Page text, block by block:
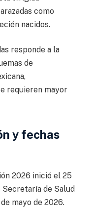
como
nacidos.
responde a la
de
requieren mayor
y fechas
2026 inició el 25
de Salud
mayo de 2026.